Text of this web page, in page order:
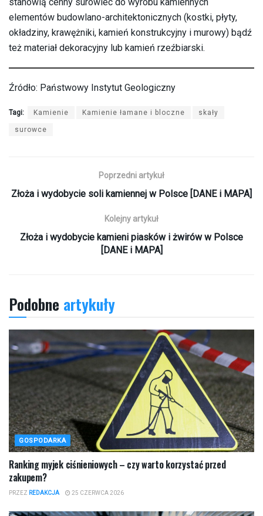
elementów budowlano-architektonicznych (kostki, płyty,
okładziny, krawężniki, kamień konstrukcyjny i murowy) bądź
też materiał dekoracyjny lub kamień rzeźbiarski.
Źródło: Państwowy Instytut Geologiczny
Tagi: Kamienie Kamienie łamane i bloczne skały
surowce
Poprzedni artykuł
Złoża i wydobycie soli kamiennej w Polsce [DANE i MAPA]
Kolejny artykuł
Złoża i wydobycie kamieni piasków i żwirów w Polsce
[DANE i MAPA]
Podobne artykuły
GOSPODARKA
Ranking myjek ciśnieniowych – czy warto korzystać przed
zakupem?
PRZEZ REDAKCJA 25 CZERWCA 2026